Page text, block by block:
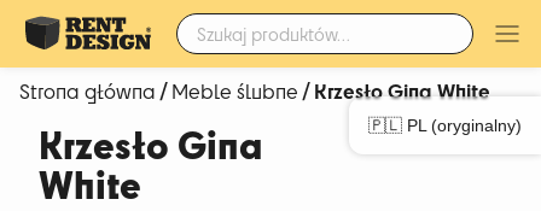
Szukaj:
🇵🇱 PL (oryginalny)
Strona główna/Meble ślubne/ Krzesło Gina White
Krzesło Gina
White